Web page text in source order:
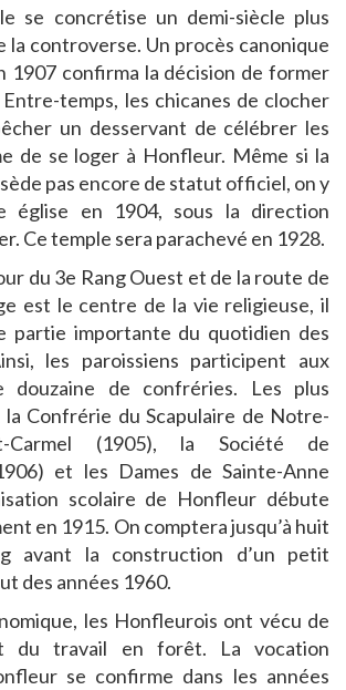
se concrétise un demi-siècle plus
la controverse. Un procès canonique
1907 confirma la décision de former
temps, les chicanes de clocher
un desservant de célébrer les
de se loger à Honfleur. Même si la
pas encore de statut officiel, on y
église en 1904, sous la direction
Ce temple sera parachevé en 1928.
du 3e Rang Ouest et de la route de
est le centre de la vie religieuse, il
partie importante du quotidien des
les paroissiens participent aux
douzaine de confréries. Les plus
la Confrérie du Scapulaire de Notre-
Carmel (1905), la Société de
et les Dames de Sainte-Anne
scolaire de Honfleur débute
en 1915. On comptera jusqu’à huit
avant la construction d’un petit
des années 1960.
les Honfleurois ont vécu de
du travail en forêt. La vocation
se confirme dans les années